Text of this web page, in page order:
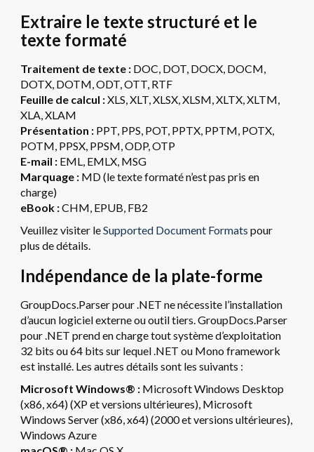
Extraire le texte structuré et le
texte formaté
Traitement de texte : DOC, DOT, DOCX, DOCM,
DOTX, DOTM, ODT, OTT, RTF
Feuille de calcul :XLS, XLT, XLSX, XLSM, XLTX, XLTM,
XLA, XLAM
Présentation : PPT, PPS, POT, PPTX, PPTM, POTX,
POTM, PPSX, PPSM, ODP, OTP
E-mail : EML, EMLX, MSG
Marquage : MD (le texte formaté n’est pas pris en
charge)
eBook :CHM, EPUB, FB2
Veuillez visiter leSupported Document Formats pour
plus de détails.
Indépendance de la plate-forme
GroupDocs.Parser pour .NET ne nécessite l’installation
d’aucun logiciel externe ou outil tiers. GroupDocs.Parser
pour .NET prend en charge tout système d’exploitation
32 bits ou 64 bits sur lequel .NET ou Mono framework
est installé. Les autres détails sont les suivants :
Microsoft Windows® : Microsoft Windows Desktop
(x86, x64) (XP et versions ultérieures), Microsoft
Windows Server (x86, x64) (2000 et versions ultérieures),
Windows Azure